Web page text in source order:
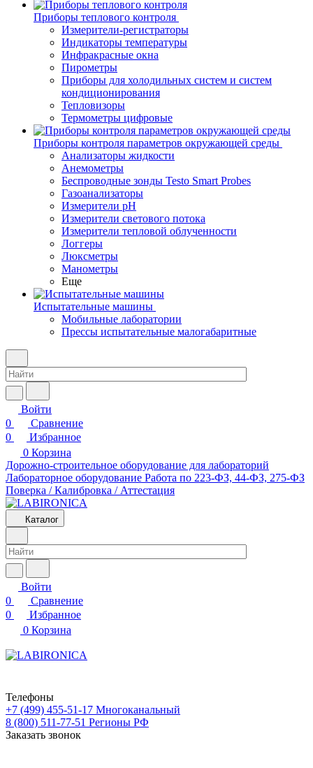
Приборы теплового контроля
Измерители-регистраторы
Индикаторы температуры
Инфракрасные окна
Пирометры
Приборы для холодильных систем и систем
кондиционирования
Тепловизоры
Термометры цифровые
Приборы контроля параметров окружающей среды
Анализаторы жидкости
Анемометры
Беспроводные зонды Testo Smart Probes
Газоанализаторы
Измерители pH
Измерители светового потока
Измерители тепловой облученности
Логгеры
Люксметры
Манометры
Еще
Испытательные машины
Мобильные лаборатории
Прессы испытательные малогабаритные
Войти
0
Сравнение
0
Избранное
0 Корзина
Дорожно-строительное оборудование для лабораторий
Лабораторное оборудование Работа по 223-ФЗ, 44-ФЗ, 275-ФЗ
Поверка / Калибровка / Аттестация
Каталог
Войти
0
Сравнение
0
Избранное
0 Корзина
Телефоны
+7 (499) 455-51-17 Многоканальный
8 (800) 511-77-51 Регионы РФ
Заказать звонок